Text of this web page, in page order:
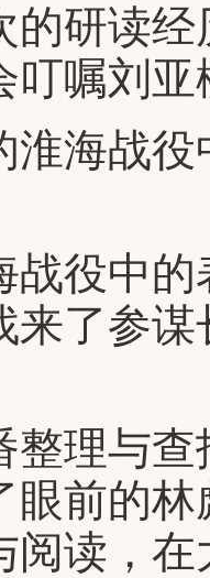
研读经
叮嘱刘
海战役
役中的
来了参
理与查
眼前的
阅读，